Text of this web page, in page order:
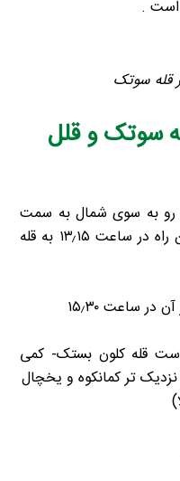
قله سوتک
سوتک و قلل
به سوی شمال به سمت
۱۳٫۱۵ به قله
ساعت ۱۵٫۳۰
قله کلون بستک- کمی
تر کمانکوه و یخچال